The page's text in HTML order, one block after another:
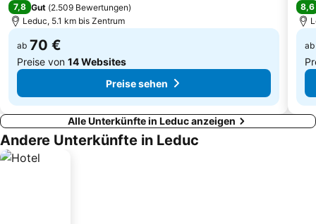
7,8 Gut (2.509 Bewertungen)
Leduc, 5.1 km bis Zentrum
ab 70 €
Preise von 14 Websites
Preise sehen
8,6
ab
Alle Unterkünfte in Leduc anzeigen
Andere Unterkünfte in Leduc